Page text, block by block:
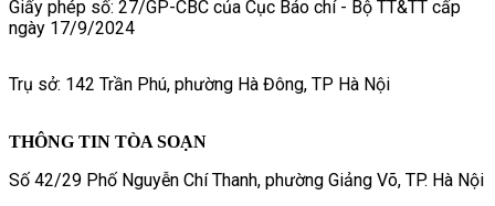
Giấy phép số: 27/GP-CBC của Cục Báo chí - Bộ TT&TT cấp
ngày 17/9/2024
Trụ sở: 142 Trần Phú, phường Hà Đông, TP Hà Nội
THÔNG TIN TÒA SOẠN
Số 42/29 Phố Nguyễn Chí Thanh, phường Giảng Võ, TP. Hà Nội